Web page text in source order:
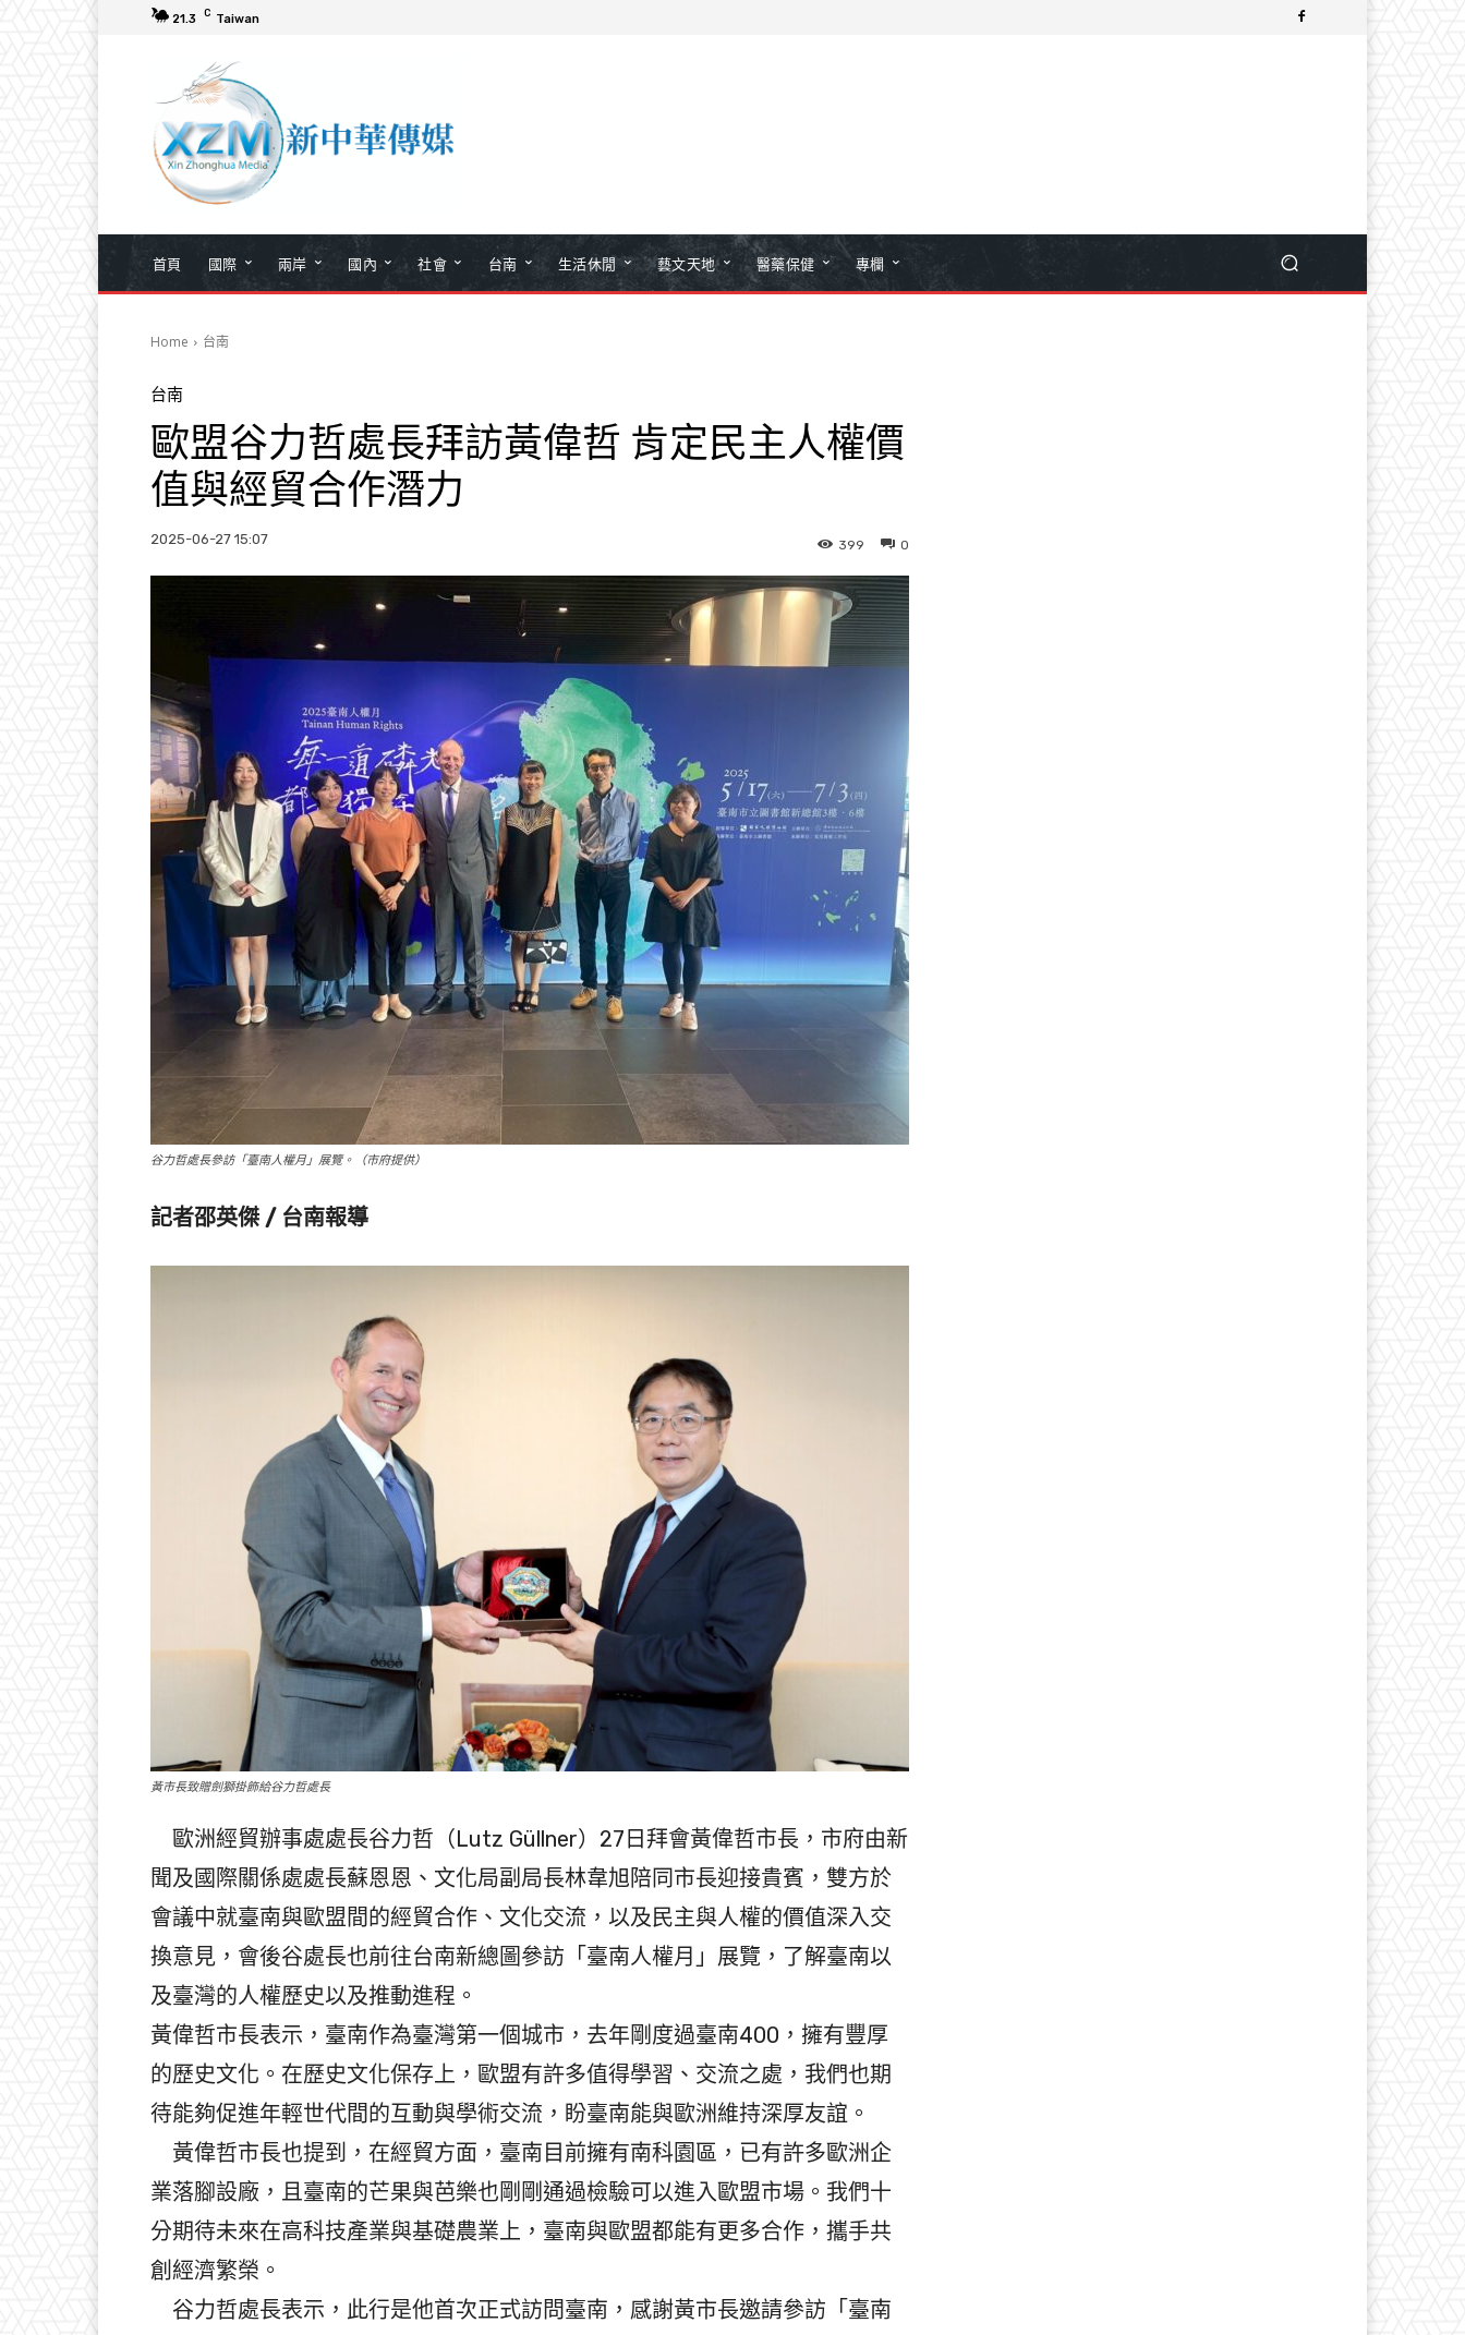
21.3 C Taiwan
首頁 國際 兩岸 國內 社會 台南 生活休閒 藝文天地 醫藥保健 專欄
Home 台南
台南
歐盟谷力哲處長拜訪黃偉哲 肯定民主人權價
值與經貿合作潛力
2025-06-27 15:07 0
399
谷力哲處長參訪「臺南人權月」展覽。（市府提供）
記者邵英傑 / 台南報導
黃市長致贈劍獅掛飾給谷力哲處長
歐洲經貿辦事處處長谷力哲（Lutz Güllner）27日拜會黃偉哲市長，市府由新
聞及國際關係處處長蘇恩恩、文化局副局長林韋旭陪同市長迎接貴賓，雙方於
會議中就臺南與歐盟間的經貿合作、文化交流，以及民主與人權的價值深入交
換意見，會後谷處長也前往台南新總圖參訪「臺南人權月」展覽，了解臺南以
及臺灣的人權歷史以及推動進程。
黃偉哲市長表示，臺南作為臺灣第一個城市，去年剛度過臺南400，擁有豐厚
的歷史文化。在歷史文化保存上，歐盟有許多值得學習、交流之處，我們也期
待能夠促進年輕世代間的互動與學術交流，盼臺南能與歐洲維持深厚友誼。
黃偉哲市長也提到，在經貿方面，臺南目前擁有南科園區，已有許多歐洲企
業落腳設廠，且臺南的芒果與芭樂也剛剛通過檢驗可以進入歐盟市場。我們十
分期待未來在高科技產業與基礎農業上，臺南與歐盟都能有更多合作，攜手共
創經濟繁榮。
谷力哲處長表示，此行是他首次正式訪問臺南，感謝黃市長邀請參訪「臺南